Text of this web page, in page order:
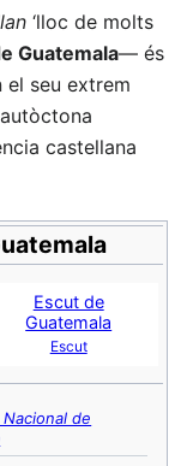
‘lloc de molts
Guatemala— és
el seu extrem
castellana
Escut de
Guatemala
Escut
de